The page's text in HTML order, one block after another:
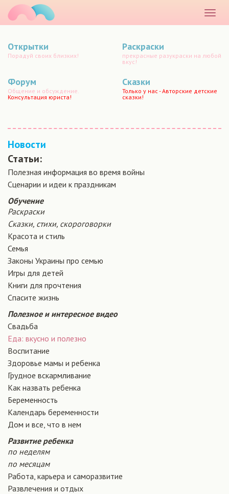
меню
Открытки
Порадуй своих близких!
Раскраски
прекрасные разукраски на любой
вкус!
Форум
Общение и обсуждение.
Консультация юриста!
Сказки
Только у нас - Авторские детские
сказки!
Новости
Статьи:
Полезная информация во время войны
Сценарии и идеи к праздникам
Обучение
Раскраски
Сказки, стихи, скороговорки
Красота и стиль
Семья
Законы Украины про семью
Игры для детей
Книги для прочтения
Спасите жизнь
Полезное и интересное видео
Свадьба
Еда: вкусно и полезно
Воспитание
Здоровье мамы и ребенка
Грудное вскармливание
Как назвать ребенка
Беременность
Календарь беременности
Дом и все, что в нем
Развитие ребенка
по неделям
по месяцам
Работа, карьера и саморазвитие
Развлечения и отдых